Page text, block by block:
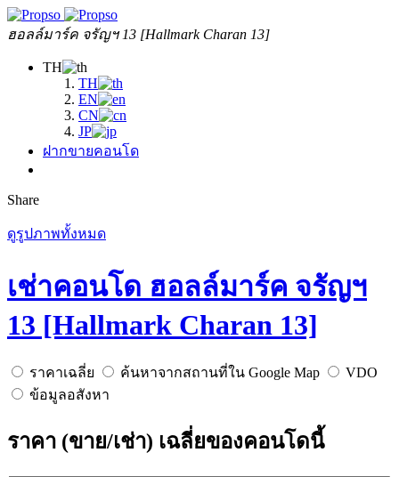
ฮอลล์มาร์ค จรัญฯ 13 [Hallmark Charan 13]
TH
TH
EN
CN
JP
ฝากขายคอนโด
Share
ดูรูปภาพทั้งหมด
เช่าคอนโด ฮอลล์มาร์ค จรัญฯ
13 [Hallmark Charan 13]
ราคาเฉลี่ย ค้นหาจากสถานที่ใน Google Map
VDO
ข้อมูลอสังหา
ราคา (ขาย/เช่า) เฉลี่ยของคอนโดนี้